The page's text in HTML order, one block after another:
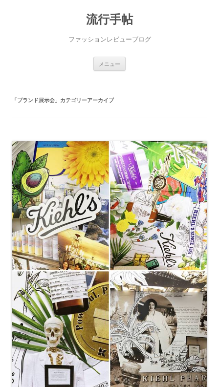
流行手帖
ファッションレビューブログ
メニュー
「ブランド展示会 」カテゴリーアーカイブ